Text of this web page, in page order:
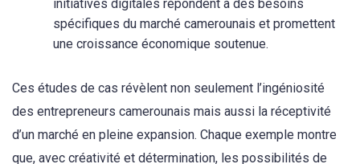
initiatives digitales répondent à des besoins
spécifiques du marché camerounais et promettent
une croissance économique soutenue.
Ces études de cas révèlent non seulement l’ingéniosité
des entrepreneurs camerounais mais aussi la réceptivité
d’un marché en pleine expansion. Chaque exemple montre
que, avec créativité et détermination, les possibilités de